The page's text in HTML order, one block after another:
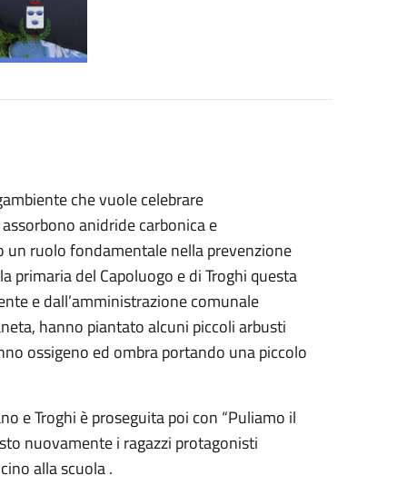
che vuole celebrare
anidride carbonica e
ruolo fondamentale nella prevenzione
primaria del Capoluogo e di Troghi questa
e dall’amministrazione comunale
hanno piantato alcuni piccoli arbusti
ossigeno ed ombra portando una piccolo
e Troghi è proseguita poi con “Puliamo il
nuovamente i ragazzi protagonisti
alla scuola .